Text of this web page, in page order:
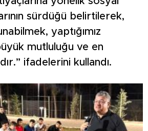
sürdüğü belirtilerek,
yaptığımız
mutluluğu ve en
ifadelerini kullandı.